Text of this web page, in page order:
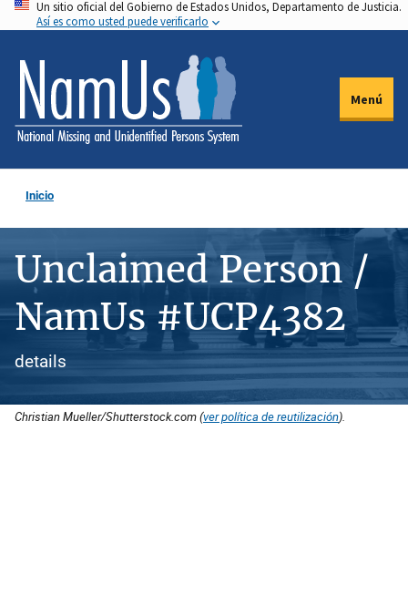
Pasar
al
contenido
principal
Un sitio oficial del Gobierno de Estados Unidos, Departamento de Justicia.
Así es como usted puede verificarlo
Menú
Inicio
Unclaimed Person /
NamUs #UCP4382
details
Christian Mueller/Shutterstock.com (ver política de reutilización).